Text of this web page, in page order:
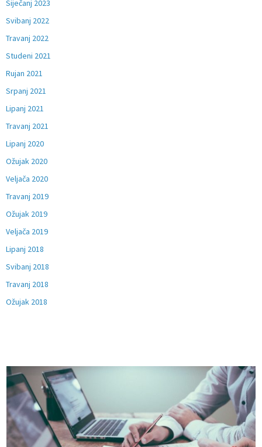
Siječanj 2023
Svibanj 2022
Travanj 2022
Studeni 2021
Rujan 2021
Srpanj 2021
Lipanj 2021
Travanj 2021
Lipanj 2020
Ožujak 2020
Veljača 2020
Travanj 2019
Ožujak 2019
Veljača 2019
Lipanj 2018
Svibanj 2018
Travanj 2018
Ožujak 2018